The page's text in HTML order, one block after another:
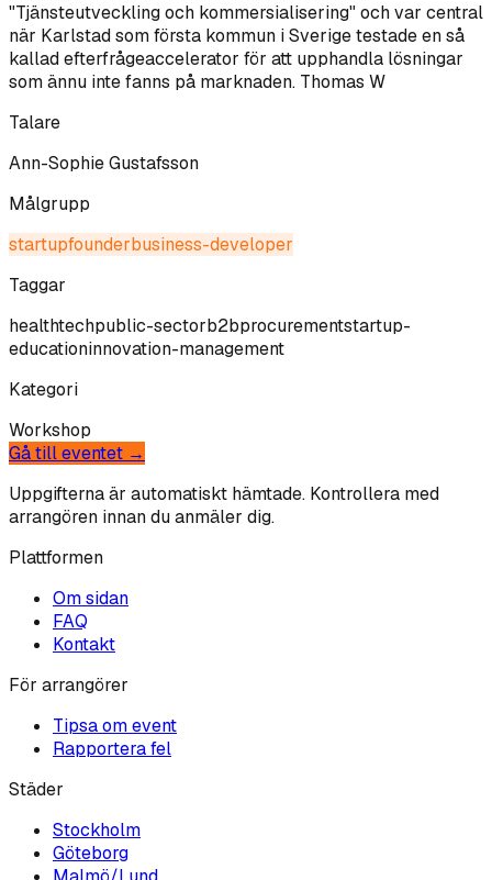
"Tjänsteutveckling och kommersialisering" och var central
när Karlstad som första kommun i Sverige testade en så
kallad efterfrågeaccelerator för att upphandla lösningar
som ännu inte fanns på marknaden. Thomas W
Talare
Ann-Sophie Gustafsson
Målgrupp
startupfounderbusiness-developer
Taggar
healthtechpublic-sectorb2bprocurementstartup-
educationinnovation-management
Kategori
Workshop
Gå till eventet →
Uppgifterna är automatiskt hämtade. Kontrollera med
arrangören innan du anmäler dig.
Plattformen
Om sidan
FAQ
Kontakt
För arrangörer
Tipsa om event
Rapportera fel
Städer
Stockholm
Göteborg